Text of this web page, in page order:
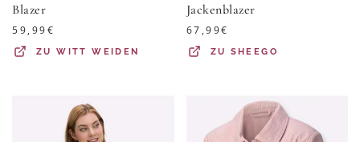
Blazer
59,99€
ZUWITT WEIDEN
Jackenblazer
67,99€
ZU SHEEGO